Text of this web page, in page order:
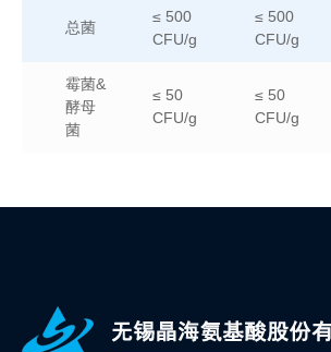
总菌
≤ 500
CFU/g
≤ 500
CFU/g
霉菌&
酵母
菌
≤ 50
CFU/g
≤ 50
CFU/g